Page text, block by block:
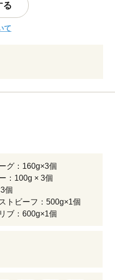
る
て
グ：160g×3個
：100g × 3個
個
トビーフ：500g×1個
ブ：600g×1個